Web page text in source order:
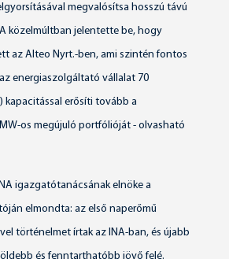
megvalósítsa hosszú távú
közelmúltban jelentette be, hogy
az Alteo Nyrt.-ben, ami szintén fontos
energiaszolgáltató vállalat 70
kapacitással erősíti tovább a
os megújuló portfólióját - olvasható
igazgatótanácsának elnöke a
elmondta: az első naperőmű
történelmet írtak az INA-ban, és újabb
és fenntarthatóbb jövő felé.